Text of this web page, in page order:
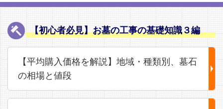
【初心者必見】お墓の工事の基礎知識３編
【平均購入価格を解説】地域・種類別、墓石
の相場と値段